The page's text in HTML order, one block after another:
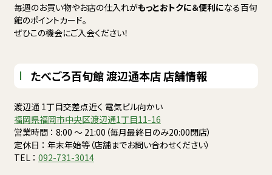
毎週のお買い物やお店の仕入れがもっとおトクに＆便利になる百旬
館のポイントカード。
ぜひこの機会にご入会ください！
たべごろ百旬館 渡辺通本店 店舗情報
渡辺通 1丁目交差点近く 電気ビル向かい
福岡県福岡市中央区渡辺通1丁目11-16
営業時間 ： 8:00 〜 21:00（毎月最終日のみ20:00閉店）
定休日 ： 年末年始等（店舗までお問い合わせください）
TEL ： 092-731-3014